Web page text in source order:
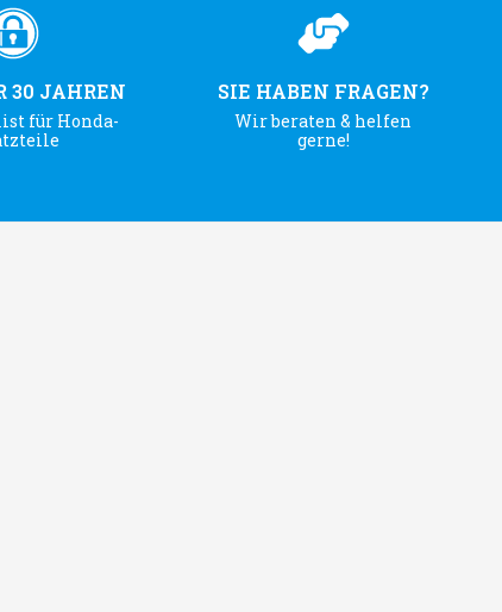
30 JAHREN
für Honda-
SIE HABEN FRAGEN?
Wir beraten & helfen
gerne!